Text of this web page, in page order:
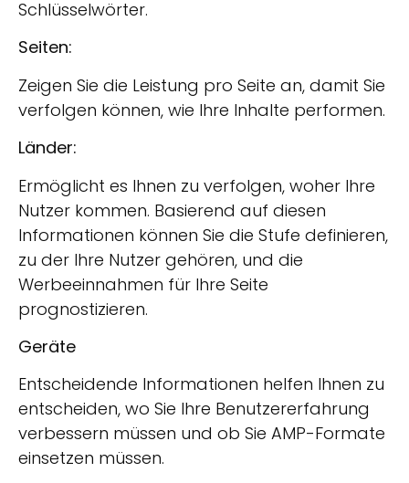
Schlüsselwörter.
Seiten:
Zeigen Sie die Leistung pro Seite an, damit Sie
verfolgen können, wie Ihre Inhalte performen.
Länder:
Ermöglicht es Ihnen zu verfolgen, woher Ihre
Nutzer kommen. Basierend auf diesen
Informationen können Sie die Stufe definieren,
zu der Ihre Nutzer gehören, und die
Werbeeinnahmen für Ihre Seite
prognostizieren.
Geräte
Entscheidende Informationen helfen Ihnen zu
entscheiden, wo Sie Ihre Benutzererfahrung
verbessern müssen und ob Sie AMP-Formate
einsetzen müssen.